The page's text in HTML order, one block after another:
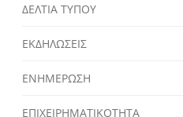
ΔΕΛΤΙΑ ΤΥΠΟΥ
ΕΚΔΗΛΩΣΕΙΣ
ΕΝΗΜΕΡΩΣΗ
ΕΠΙΧΕΙΡΗΜΑΤΙΚΟΤΗΤΑ